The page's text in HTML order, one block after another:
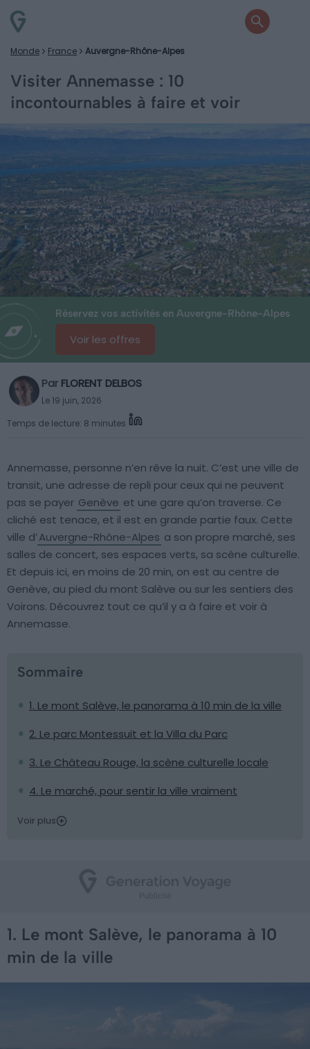
Monde France Auvergne-Rhône-Alpes
Visiter Annemasse : 10
incontournables à faire et voir
Réservez vos activités en Auvergne-Rhône-Alpes
Voir les offres
Par FLORENT DELBOS
Le 19 juin, 2026
Temps de lecture: 8 minutes
Annemasse, personne n’en rêve la nuit. C’est une ville de
transit, une adresse de repli pour ceux qui ne peuvent
pas se payer Genève et une gare qu’on traverse. Ce
cliché est tenace, et il est en grande partie faux. Cette
ville d’Auvergne-Rhône-Alpes a son propre marché, ses
salles de concert, ses espaces verts, sa scène culturelle.
Et depuis ici, en moins de 20 min, on est au centre de
Genève, au pied du mont Salève ou sur les sentiers des
Voirons. Découvrez tout ce qu’il y a à faire et voir à
Annemasse.
Sommaire
1. Le mont Salève, le panorama à 10 min de la ville
2. Le parc Montessuit et la Villa du Parc
3. Le Château Rouge, la scène culturelle locale
4. Le marché, pour sentir la ville vraiment
Voir plus
1. Le mont Salève, le panorama à 10
min de la ville